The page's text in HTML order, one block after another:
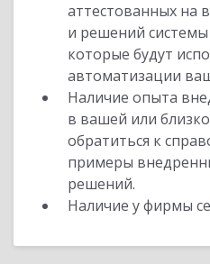
аттестованных на
и решений
которые будут
автоматизации
Наличие опыта
в вашей или
обратиться к
примеры
решений.
Наличие у фирмы